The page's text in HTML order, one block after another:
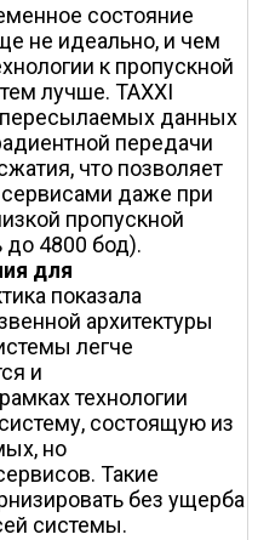
состояние
не идеально, и чем
к пропускной
лучше. TAXXI
данных
передачи
что позволяет
даже при
пропускной
до 4800 бод).
для
показала
архитектуры
легче
и
технологии
состоящую из
но
Такие
без ущерба
системы.